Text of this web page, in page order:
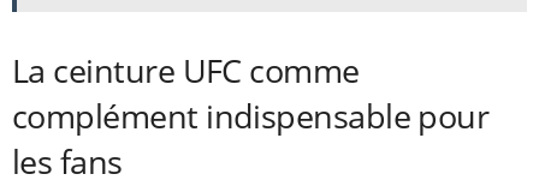
La ceinture UFC comme
complément indispensable pour
les fans